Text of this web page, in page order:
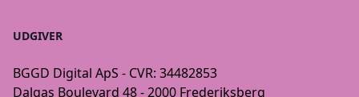
UDGIVER
BGGD Digital ApS - CVR: 34482853
Dalgas Boulevard 48 - 2000 Frederiksberg